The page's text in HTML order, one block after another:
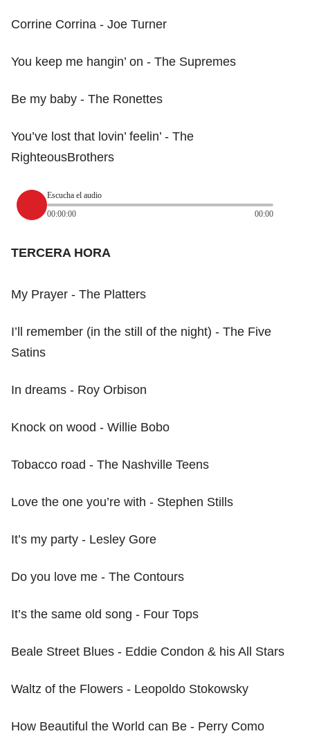
Corrine Corrina - Joe Turner
You keep me hangin’ on - The Supremes
Be my baby - The Ronettes
You’ve lost that lovin’ feelin’ - The
RighteousBrothers
Escucha el audio
00:00:00
00:00
TERCERA HORA
My Prayer - The Platters
I’ll remember (in the still of the night) - The Five
Satins
In dreams - Roy Orbison
Knock on wood - Willie Bobo
Tobacco road - The Nashville Teens
Love the one you’re with - Stephen Stills
It’s my party - Lesley Gore
Do you love me - The Contours
It’s the same old song - Four Tops
Beale Street Blues - Eddie Condon & his All Stars
Waltz of the Flowers - Leopoldo Stokowsky
How Beautiful the World can Be - Perry Como